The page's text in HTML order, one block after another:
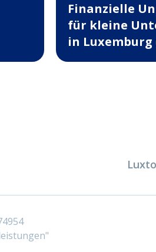
Finanzielle
für kleine
in Luxemburg